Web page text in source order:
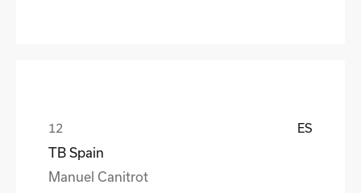
ES
TB Spain
Manuel Canitrot